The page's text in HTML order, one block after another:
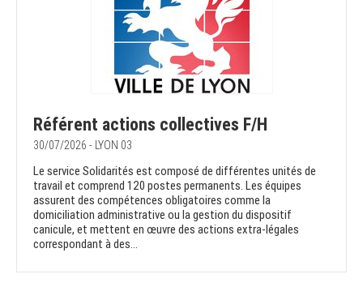
Référent actions collectives F/H
30/07/2026 - LYON 03
Le service Solidarités est composé de différentes unités de
travail et comprend 120 postes permanents. Les équipes
assurent des compétences obligatoires comme la
domiciliation administrative ou la gestion du dispositif
canicule, et mettent en œuvre des actions extra-légales
correspondant à des...